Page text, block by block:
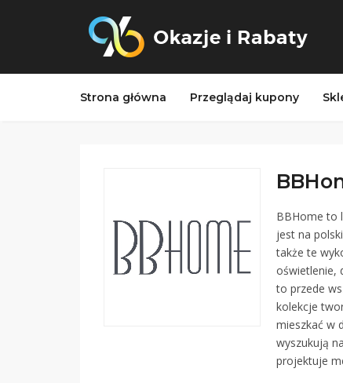
Strona główna Przeglądaj kupony
BBHome to
jest na
także te
oświetlenie,
to przede
kolekcje
mieszkać w
wyszukują
projektuje